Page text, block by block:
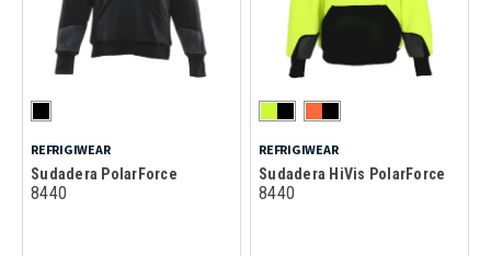
REFRIGIWEAR
Sudadera PolarForce
8440
REFRIGIWEAR
Sudadera HiVis PolarForce
8440